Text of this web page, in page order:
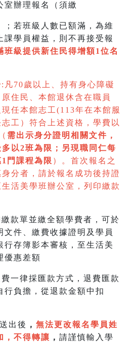
室辦理報名（須繳
；若班級人數已額滿，為維
課學員權益，則不再接受報
班級提供新住民得增額1 位名
: 凡70歲以上、持有身心障礙
住民、本館退休含在職員
任本館志工(113年在本館服
工）符合上述資格，學費以
需出示身分證明相關文件，
多以2班為限 ； 另現職同仁每
1門課程為限 ）。首次報名之
分者，請於報名成功後持證
活美學班辦公室，列印繳款
款單並繳全額學費者，可於
文件、繳費收據證明及學員
行存簿影本審核，至生活美
優惠差額
一律採匯款方式，退費匯款
行負擔，從退款金額中扣
出後 ， 無法更改報名學員姓
，不得轉讓 ， 請謹慎輸入學